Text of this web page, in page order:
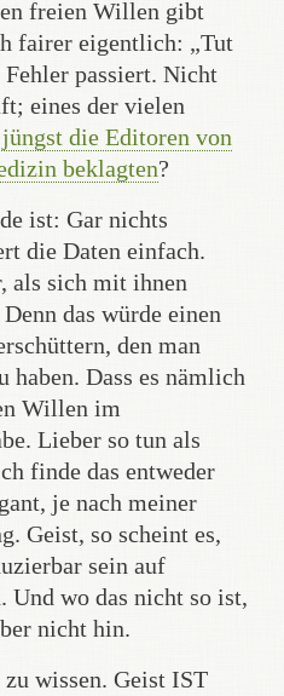
freien Willen gibt
fairer eigentlich: „Tut
passiert. Nicht
eines der vielen
die Editoren von
beklagten?
ist: Gar nichts
die Daten einfach.
als sich mit ihnen
das würde einen
den man
haben. Dass es nämlich
Willen im
Lieber so tun als
finde das entweder
je nach meiner
Geist, so scheint es,
sein auf
Und wo das nicht so ist,
nicht hin.
wissen. Geist IST